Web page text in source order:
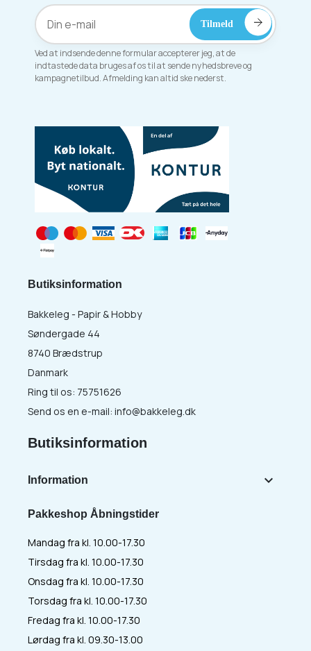
Ved at indsende denne formular accepterer jeg, at de
indtastede data bruges af os til at sende nyhedsbreve og
kampagnetilbud. Afmelding kan altid ske nederst.
Pakkeshop Åbningstider
Mandag fra kl. 10.00-17.30
Tirsdag fra kl. 10.00-17.30
Onsdag fra kl. 10.00-17.30
Torsdag fra kl. 10.00-17.30
Fredag fra kl. 10.00-17.30
Lørdag fra kl. 09.30-13.00
Butiksinformation
Bakkeleg - Papir & Hobby
Søndergade 44
8740 Brædstrup
Danmark
Ring til os: 75751626
Send os en e-mail: info@bakkeleg.dk
Butiksinformation
Information 